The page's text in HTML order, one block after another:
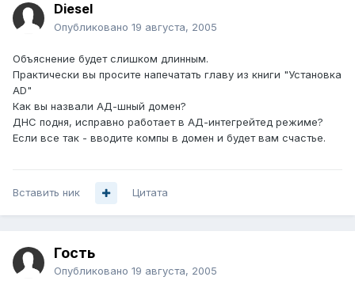
Diesel
Опубликовано 19 августа, 2005
Объяснение будет слишком длинным.
Практически вы просите напечатать главу из книги "Установка
AD"
Как вы назвали АД-шный домен?
ДНС подня, исправно работает в АД-интегрейтед режиме?
Если все так - вводите компы в домен и будет вам счастье.
Вставить ник Цитата
Гость
Опубликовано 19 августа, 2005